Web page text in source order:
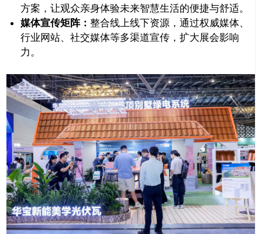
方案，让观众亲身体验未来智慧生活的便捷与舒适。
媒体宣传矩阵： 整合线上线下资源，通过权威媒体、
行业网站、社交媒体等多渠道宣传，扩大展会影响
力。
推广链接：